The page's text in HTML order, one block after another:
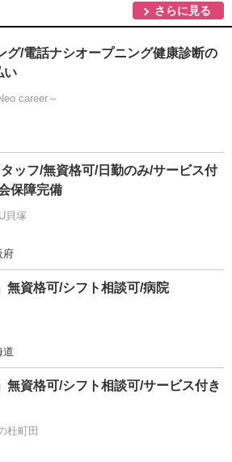
さらに見る
グ/電話ナシオープニング健康診断の
い
career～
ッフ/無資格可/日勤のみ/サービス付
保障完備
貝塚
府
無資格可/シフト相談可/病院
道
無資格可/シフト相談可/サービス付き
杜町田